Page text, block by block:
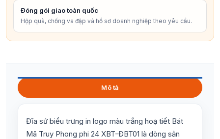
Đóng gói giao toàn quốc
Hộp quà, chống va đập và hồ sơ doanh nghiệp theo yêu cầu.
Mô tả
Đĩa sứ biểu trưng in logo màu trắng hoạ tiết Bát
Mã Truy Phong phi 24 XBT-ĐBT01 là dòng sản